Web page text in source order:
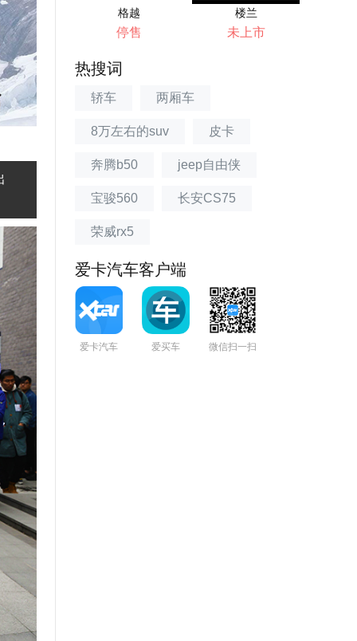
格越
停售
楼兰
未上市
热搜词
轿车 两厢车
8万左右的suv 皮卡
奔腾b50 jeep自由侠
宝骏560 长安CS75
荣威rx5
爱卡汽车客户端
爱卡汽车 爱买车 微信扫一扫